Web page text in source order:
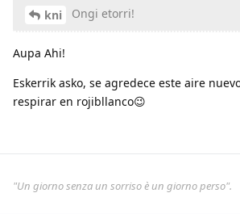
kni Ongi etorri!
Aupa Ahi!
Eskerrik asko, se agredece este aire
respirar en rojibllanco😉
"Un giorno senza un sorriso è un giorno perso".